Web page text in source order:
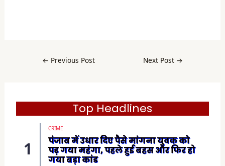
e
s
e
w
← Previous Post Next Post →
Top Headlines
CRIME
पंजाब में उधार दिए पैसे मांगना युवक को
पड़ गया महंगा, पहले हुई बहस और फिर हो
गया बड़ा कांड